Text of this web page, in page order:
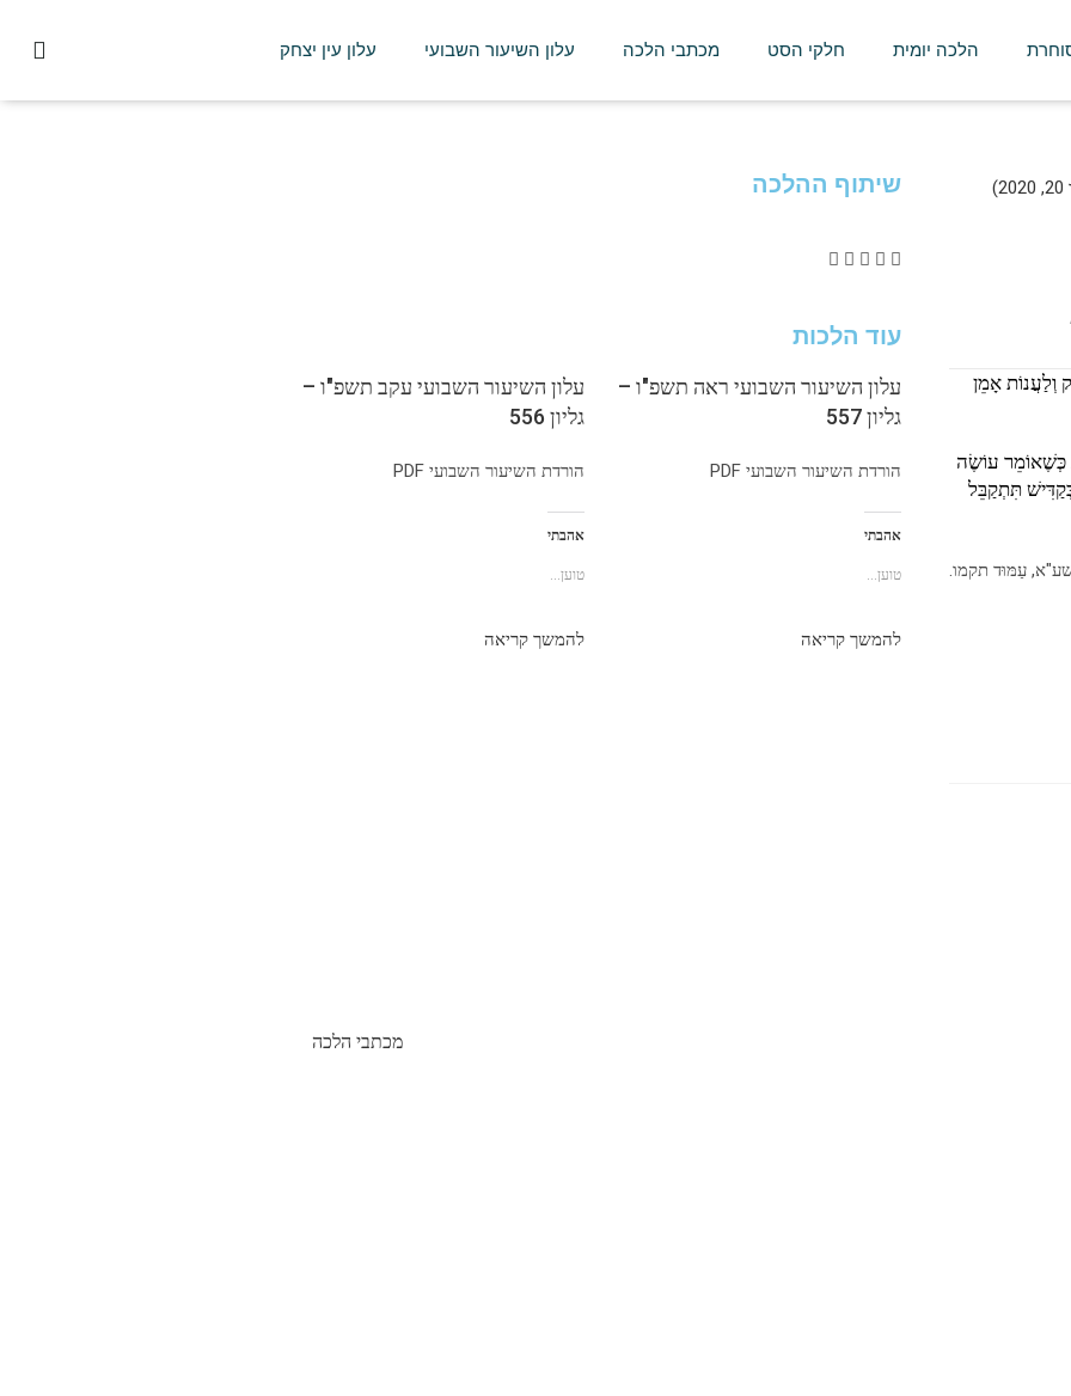
הלכה יומית חלקי הסט מכתבי הלכה עלון השיעור השבועי עלון עין יצחק
אָמֵן
כְּשֶׁאוֹמֵר עוֹשֶׂה
תִּתְקַבֵּל
עַמּוּד תקמו.
שיתוף ההלכה
עוד הלכות
עלון השיעור השבועי ראה תשפ"ו –
גליון 557
הורדת השיעור השבועי PDF
אהבתי
טוען...
להמשך קריאה
עלון השיעור השבועי עקב תשפ"ו –
גליון 556
הורדת השיעור השבועי PDF
אהבתי
טוען...
להמשך קריאה
מכתבי הלכה